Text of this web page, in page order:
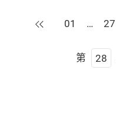
上一页
01 … 27
第